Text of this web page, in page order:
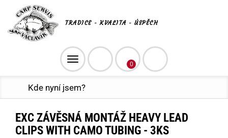
TRADICE - KVALITA - ÚSPĚCH
Toggle
navigation
0
Kde nyní jsem?
EXC ZÁVĚSNÁ MONTÁŽ HEAVY LEAD
CLIPS WITH CAMO TUBING - 3KS